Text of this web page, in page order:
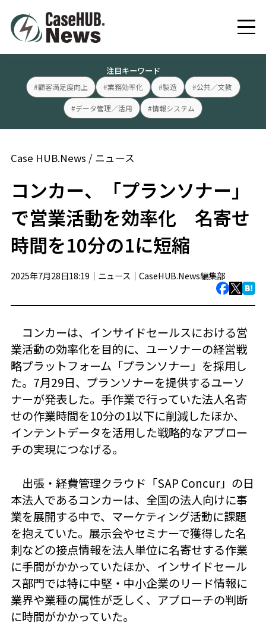
注目キーワード
#顧客満足度向上 #業務効率化 #製造 #公共／文教
#データ管理／活用 #情報システム
Case HUB.News / ニュース
コンカー、「プランソナー」
で営業活動を効率化 名寄せ
時間を10分の1に短縮
2025年7月28日18:19｜ ニュース ｜ CaseHUB.News編集部
コンカーは、インサイドセールスにおける営
業活動の効率化を目的に、ユーソナーの経営戦
略プラットフォーム「プランソナー」を採用し
た。7月29日、プランソナーを提供するユーソ
ナーが発表した。手作業で行っていた法人名寄
せの作業時間を10分の1以下に削減したほか、
インテントデータを活用した戦略的なアプロー
チの実現につなげる。
出張・経費管理クラウド「SAP Concur」の日
本法人であるコンカーは、全国の法人向けに事
業を展開する中で、マーケティング活動に課題
を抱えていた。展示会やセミナーで獲得した名
刺などの接点情報を法人単位に名寄せする作業
に手間がかかっていたほか、インサイドセール
ス部門では特に中堅・中小企業のリード情報に
業界や業種の属性が乏しく、アプローチの判断
に時間がかかっていた。